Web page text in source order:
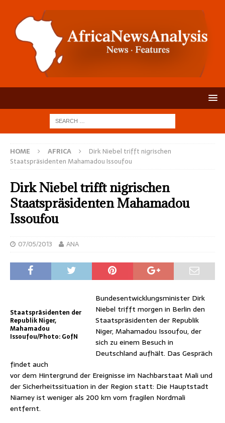
HOME AFRICA
Dirk Niebel trifft nigrischen
Staatspräsidenten Mahamadou Issoufou
Dirk Niebel trifft nigrischen
Staatspräsidenten Mahamadou
Issoufou
07/05/2013 ANA
Staatspräsidenten der
Republik Niger,
Mahamadou
Issoufou/Photo: GofN
Bundesentwicklungsminister Dirk
Niebel trifft morgen in Berlin den
Staatspräsidenten der Republik
Niger, Mahamadou Issoufou, der
sich zu einem Besuch in
Deutschland aufhält. Das Gespräch
findet auch
vor dem Hintergrund der Ereignisse im Nachbarstaat Mali und
der Sicherheitssituation in der Region statt: Die Hauptstadt
Niamey ist weniger als 200 km vom fragilen Nordmali
entfernt.